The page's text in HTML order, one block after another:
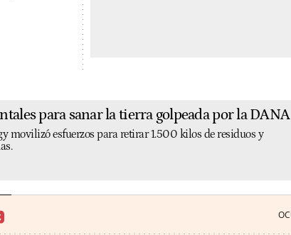
para sanar la tierra golpeada por la DANA
movilizó esfuerzos para retirar 1.500 kilos de residuos y